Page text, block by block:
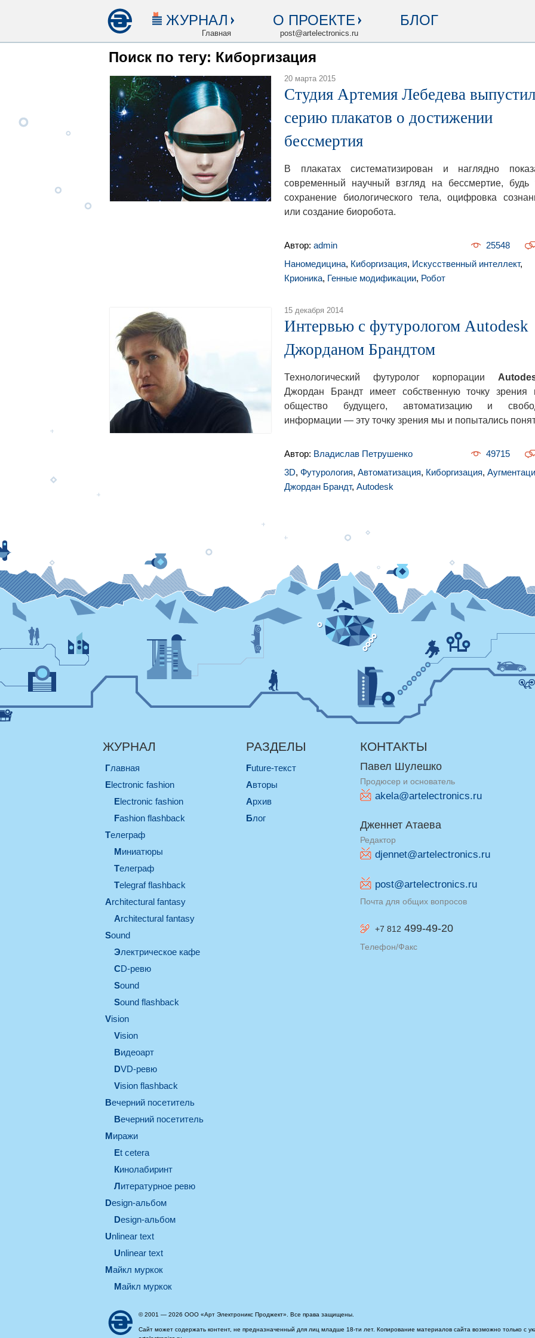
ЖУРНАЛ
Главная
О ПРОЕКТЕ
post@artelectronics.ru
БЛОГ
Поиск по тегу: Киборгизация
20 марта 2015
Студия Артемия Лебедева
серию плакатов о достижении
бессмертия
В плакатах систематизирован и наглядно
современный научный взгляд на бессмертие, будь
сохранение биологического тела, оцифровка
или создание биоробота.
Автор: admin
25548
Наномедицина, Киборгизация, Искусственный интеллект,
Крионика, Генные модификации, Робот
15 декабря 2014
Интервью с футурологом Autodesk
Джорданом Брандтом
Технологический футуролог корпорации
Джордан Брандт имеет собственную точку зрения
общество будущего, автоматизацию и
информации — эту точку зрения мы и попытались
Автор: Владислав Петрушенко
49715
3D, Футурология, Автоматизация, Киборгизация,
Джордан Брандт, Autodesk
ЖУРНАЛ
Главная
electronic fashion
electronic fashion
Fashion flashback
телеграф
миниатюры
телеграф
Telegraf flashback
architectural fantasy
architectural fantasy
sound
электрическое кафе
CD-ревю
sound
Sound flashback
vision
vision
видеоарт
DVD-ревю
Vision flashback
вечерний посетитель
вечерний посетитель
миражи
et cetera
кинолабиринт
литературное ревю
design-альбом
design-альбом
unlinear text
Unlinear text
майкл муркок
майкл муркок
РАЗДЕЛЫ
Future-текст
Авторы
Архив
Блог
КОНТАКТЫ
Павел Шулешко
Продюсер и основатель
akela@artelectronics.ru
Дженнет Атаева
Редактор
djennet@artelectronics.ru
post@artelectronics.ru
Почта для общих вопросов
+7 812 499-49-20
Телефон/Факс
© 2001 — 2026 ООО «Арт Электроникс Проджект». Все права защищены.
Сайт может содержать контент, не предназначенный для лиц младше 18-ти лет. Копирование материалов сайта возможно только с